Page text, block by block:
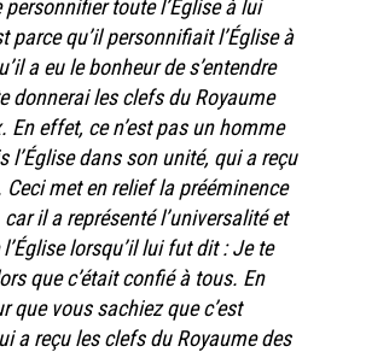
toute l’Église à lui
parce qu’il personnifiait l’Église à
a eu le bonheur de s’entendre
donnerai les clefs du Royaume
En effet, ce n’est pas un homme
l’Église dans son unité, qui a reçu
Ceci met en relief la prééminence
car il a représenté l’universalité et
l’Église lorsqu’il lui fut dit : Je te
que c’était confié à tous. En
que vous sachiez que c’est
a reçu les clefs du Royaume des